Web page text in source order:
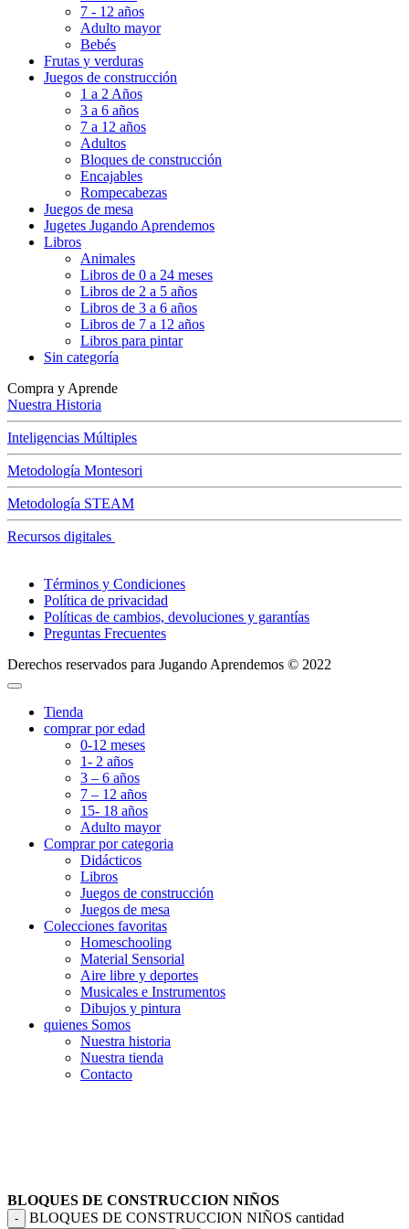
7 - 12 años
Adulto mayor
Bebés
Frutas y verduras
Juegos de construcción
1 a 2 Años
3 a 6 años
7 a 12 años
Adultos
Bloques de construcción
Encajables
Rompecabezas
Juegos de mesa
Jugetes Jugando Aprendemos
Libros
Animales
Libros de 0 a 24 meses
Libros de 2 a 5 años
Libros de 3 a 6 años
Libros de 7 a 12 años
Libros para pintar
Sin categoría
Compra y Aprende
Nuestra Historia
Inteligencias Múltiples
Metodología Montesori
Metodología STEAM
Recursos digitales
Términos y Condiciones
Política de privacidad
Políticas de cambios, devoluciones y garantías
Preguntas Frecuentes
Derechos reservados para Jugando Aprendemos © 2022
Tienda
comprar por edad
0-12 meses
1- 2 años
3 – 6 años
7 – 12 años
15- 18 años
Adulto mayor
Comprar por categoria
Didácticos
Libros
Juegos de construcción
Juegos de mesa
Colecciones favoritas
Homeschooling
Material Sensorial
Aire libre y deportes
Musicales e Instrumentos
Dibujos y pintura
quienes Somos
Nuestra historia
Nuestra tienda
Contacto
BLOQUES DE CONSTRUCCION NIÑOS
BLOQUES DE CONSTRUCCION NIÑOS cantidad